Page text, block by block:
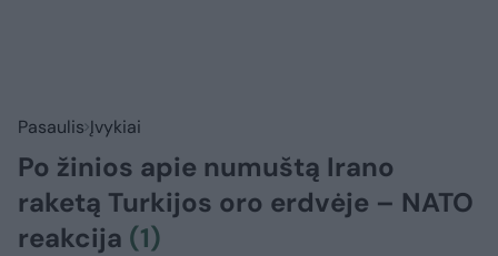
Pasaulis Įvykiai
Po žinios apie numuštą Irano
raketą Turkijos oro erdvėje – NATO
reakcija (1)